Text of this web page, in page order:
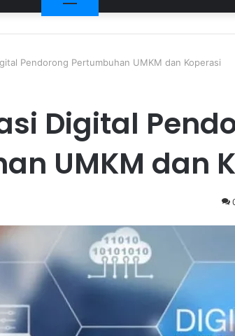
Pendorong Pertumbuhan UMKM dan Koperasi
Digital
UMKM dan